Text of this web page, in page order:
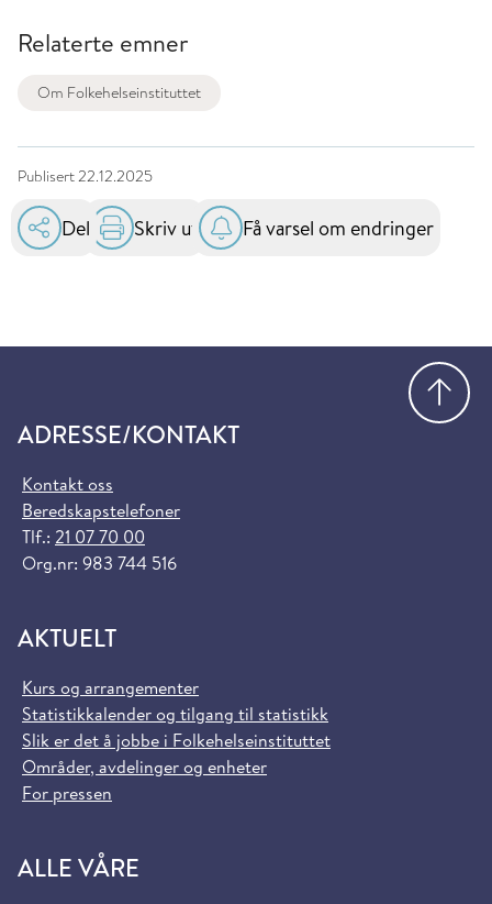
Relaterte emner
Om Folkehelseinstituttet
Publisert22.12.2025
Del Skriv ut Få varsel om endringer
ADRESSE/KONTAKT
Kontakt oss
Beredskapstelefoner
Tlf.: 21 07 70 00
Org.nr: 983 744 516
AKTUELT
Kurs og arrangementer
Statistikkalender og tilgang til statistikk
Slik er det å jobbe i Folkehelseinstituttet
Områder, avdelinger og enheter
For pressen
ALLE VÅRE